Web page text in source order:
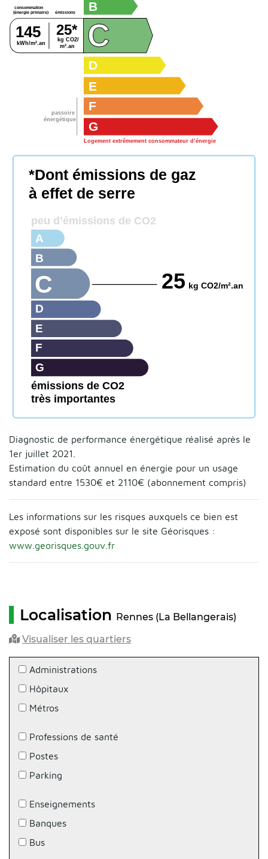
consommation
(énergie primaire) émissions
kg CO2/
m².an
kWh/m².an
145 25*
passoire
énergétique
G
Logement extrêmement consommateur d’énergie
F
E
D
C
B
émissions de CO2
très importantes
*Dont émissions de gaz
à effet de serre
peu d’émissions de CO2
G
F
E
D
C 25 kg CO2/m².an
B
A
Diagnostic de performance énergétique réalisé après le
1er juillet 2021.
Estimation du coût annuel en énergie pour un usage
standard entre 1530€ et 2110€ (abonnement compris)
Les informations sur les risques auxquels ce bien est
exposé sont disponibles sur le site Géorisques :
www.georisques.gouv.fr
Localisation Rennes (La Bellangerais)
Visualiser les quartiers
Administrations
Hôpitaux
Métros
Professions de santé
Postes
Parking
Enseignements
Banques
Bus